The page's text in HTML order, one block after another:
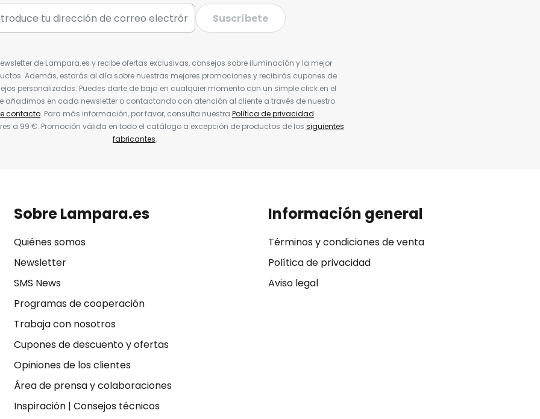
Suscríbete
de Lampara.es y recibe ofertas exclusivas, consejos sobre iluminación y la mejor
Además, estarás al día sobre nuestras mejores promociones y recibirás cupones de
personalizados. Puedes darte de baja en cualquier momento con un simple click en el
añadimos en cada newsletter o contactando con atención al cliente a través de nuestro
contacto. Para más información, por favor, consulta nuestra Política de privacidad.
a 99 €. Promoción válida en todo el catálogo a excepción de productos de los siguientes
fabricantes.
Sobre Lampara.es
Quiénes somos
Newsletter
SMS News
Programas de cooperación
Trabaja con nosotros
Cupones de descuento y ofertas
Opiniones de los clientes
Área de prensa y colaboraciones
Inspiración| Consejos técnicos
Información general
Términos y condiciones de venta
Política de privacidad
Aviso legal